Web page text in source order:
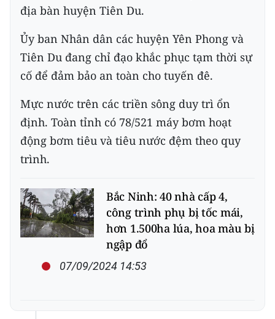
địa bàn huyện Tiên Du.
Ủy ban Nhân dân các huyện Yên Phong và
Tiên Du đang chỉ đạo khắc phục tạm thời sự
cố để đảm bảo an toàn cho tuyến đê.
Mực nước trên các triền sông duy trì ổn
định. Toàn tỉnh có 78/521 máy bơm hoạt
động bơm tiêu và tiêu nước đệm theo quy
trình.
Bắc Ninh: 40 nhà cấp 4,
công trình phụ bị tốc mái,
hơn 1.500ha lúa, hoa màu bị
ngập đổ
07/09/2024 14:53